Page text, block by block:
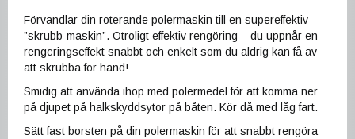
Förvandlar din roterande polermaskin till en supereffektiv
”skrubb-maskin”. Otroligt effektiv rengöring – du uppnår en
rengöringseffekt snabbt och enkelt som du aldrig kan få av
att skrubba för hand!
Smidig att använda ihop med polermedel för att komma ner
på djupet på halkskyddsytor på båten. Kör då med låg fart.
Sätt fast borsten på din polermaskin för att snabbt rengöra